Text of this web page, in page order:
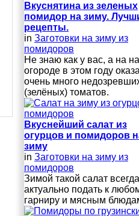
Вкуснятина из зеленых
помидор на зиму.
рецепты.
in Заготовки на зиму из
помидоров
Не знаю как у вас, а на
огороде в этом году
очень много
(зелёных) томатов.
Вкуснейший салат из
огурцов и помидоров
зиму
in Заготовки на зиму из
помидоров
Зимой такой салат всегда
актуально подать к
гарниру и мясным